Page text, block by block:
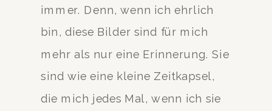
immer. Denn, wenn ich ehrlich
bin, diese Bilder sind für mich
mehr als nur eine Erinnerung. Sie
sind wie eine kleine Zeitkapsel,
die mich jedes Mal, wenn ich sie